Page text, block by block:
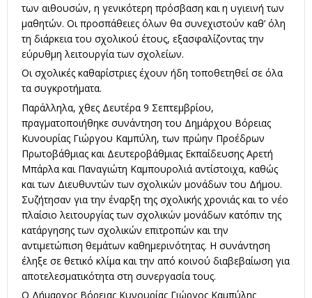
των αιθουσών, η γενικότερη πρόσβαση και η υγιεινή των
μαθητών. Οι προσπάθειες όλων θα συνεχιστούν καθ’ όλη
τη διάρκεια του σχολικού έτους, εξασφαλίζοντας την
εύρυθμη λειτουργία των σχολείων.
Οι σχολικές καθαρίστριες έχουν ήδη τοποθετηθεί σε όλα
τα συγκροτήματα.
Παράλληλα, χθες Δευτέρα 9 Σεπτεμβρίου,
πραγματοποιήθηκε συνάντηση του Δημάρχου Βόρειας
Κυνουρίας Γιώργου Καμπύλη, των πρώην Προέδρων
Πρωτοβάθμιας και Δευτεροβάθμιας Εκπαίδευσης Αρετή
Μπάρλα και Παναγιώτη Καμπουρολιά αντίστοιχα, καθώς
και των Διευθυντών των σχολικών μονάδων του Δήμου.
Συζήτησαν για την έναρξη της σχολικής χρονιάς και το νέο
πλαίσιο λειτουργίας των σχολικών μονάδων κατόπιν της
κατάργησης των σχολικών επιτροπών και την
αντιμετώπιση θεμάτων καθημερινότητας. Η συνάντηση
έληξε σε θετικό κλίμα και την από κοινού διαβεβαίωση για
αποτελεσματικότητα στη συνεργασία τους.
Ο Δήμαρχος Βόρειας Κυνουρίας Γιώργος Καμπύλης